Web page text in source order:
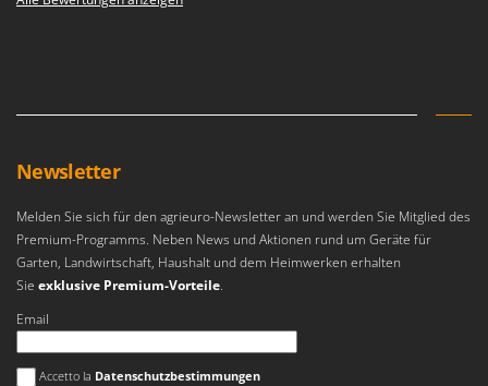
Newsletter
Melden Sie sich für den agrieuro-Newsletter an und werden Sie Mitglied des
Premium-Programms. Neben News und Aktionen rund um Geräte für
Garten, Landwirtschaft, Haushalt und dem Heimwerken erhalten
Sie exklusive Premium-Vorteile.
Email
Es ist ein Fehler aufgetreten
Accetto la Datenschutzbestimmungen